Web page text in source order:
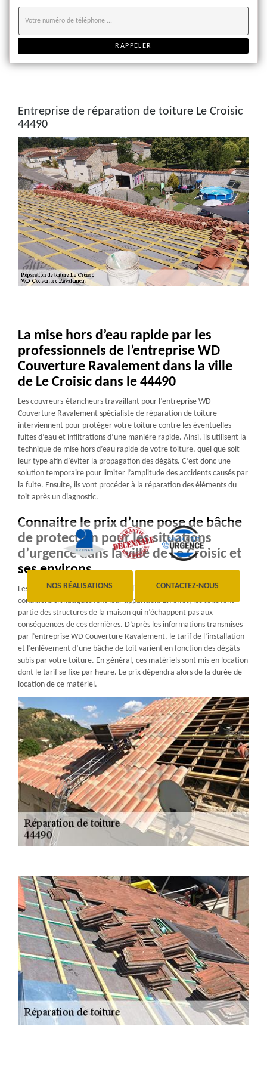
NOS RÉALISATIONS CONTACTEZ-NOUS
Entreprise de réparation de toiture Le Croisic
44490
La mise hors d’eau rapide par les
professionnels de l’entreprise WD
Couverture Ravalement dans la ville
de Le Croisic dans le 44490
Les couvreurs-étancheurs travaillant pour l’entreprise WD
Couverture Ravalement spécialiste de réparation de toiture
interviennent pour protéger votre toiture contre les éventuelles
fuites d’eau et infiltrations d’une manière rapide. Ainsi, ils utilisent la
technique de mise hors d’eau rapide de votre toiture, quel que soit
leur type afin d’éviter la propagation des dégâts. C’est donc une
solution temporaire pour limiter l’amplitude des accidents causés par
la fuite. Ensuite, ils vont procéder à la réparation des éléments du
toit après un diagnostic.
Connaitre le prix d’une pose de bâche
de protection pour les situations
d’urgence dans la ville de Le Croisic et
ses environs
Les professionnels sont souvent sollicités lorsque de mauvaises
conditions climatiques font leur apparition. En effet, les toits font
partie des structures de la maison qui n’échappent pas aux
conséquences de ces dernières. D’après les informations transmises
par l’entreprise WD Couverture Ravalement, le tarif de l’installation
et l’enlèvement d’une bâche de toit varient en fonction des dégâts
subis par votre toiture. En général, ces matériels sont mis en location
dont le tarif se fixe par heure. Le prix dépendra alors de la durée de
location de ce matériel.